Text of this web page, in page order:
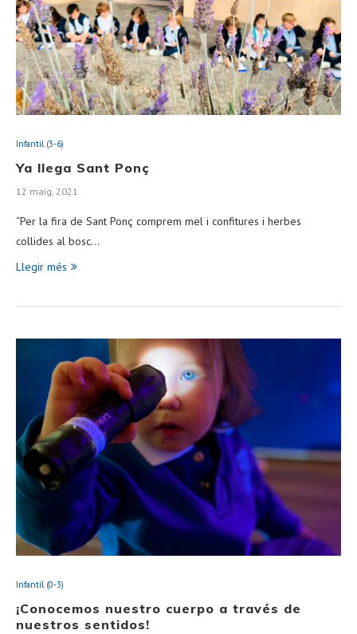
Infantil (3-6)
Ya llega Sant Ponç
12 maig, 2021
“Per la fira de Sant Ponç comprem mel i confitures i herbes
collides al bosc…
Llegir més
Infantil (0-3)
¡Conocemos nuestro cuerpo a través de
nuestros sentidos!